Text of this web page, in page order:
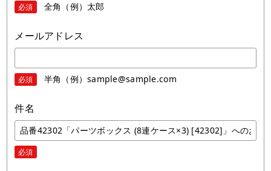
必須 全角（例）太郎
メールアドレス
必須 半角（例）sample@sample.com
件名
必須